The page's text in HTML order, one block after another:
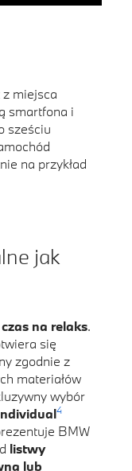
miejsca
smartfona i
sześciu
na przykład
jak
na relaks.
się
zgodnie z
materiałów
wybór
4
BMW
listwy
lub